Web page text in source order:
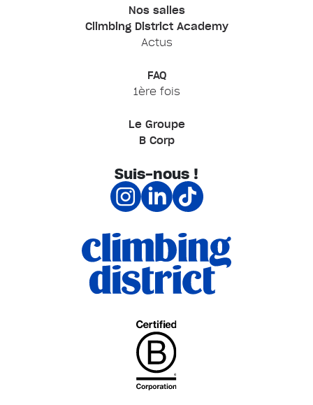
Nos salles
Climbing District Academy
Actus
FAQ
1ère fois
Le Groupe
B Corp
Suis-nous !